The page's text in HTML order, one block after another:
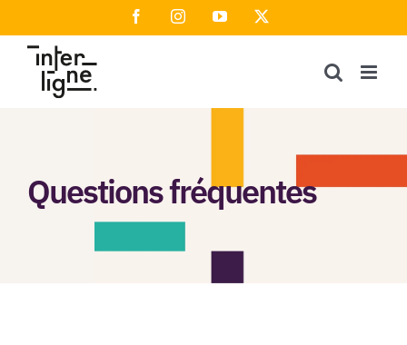
au
contenu
FacebookInstagramYouTube
Questions fréquentes